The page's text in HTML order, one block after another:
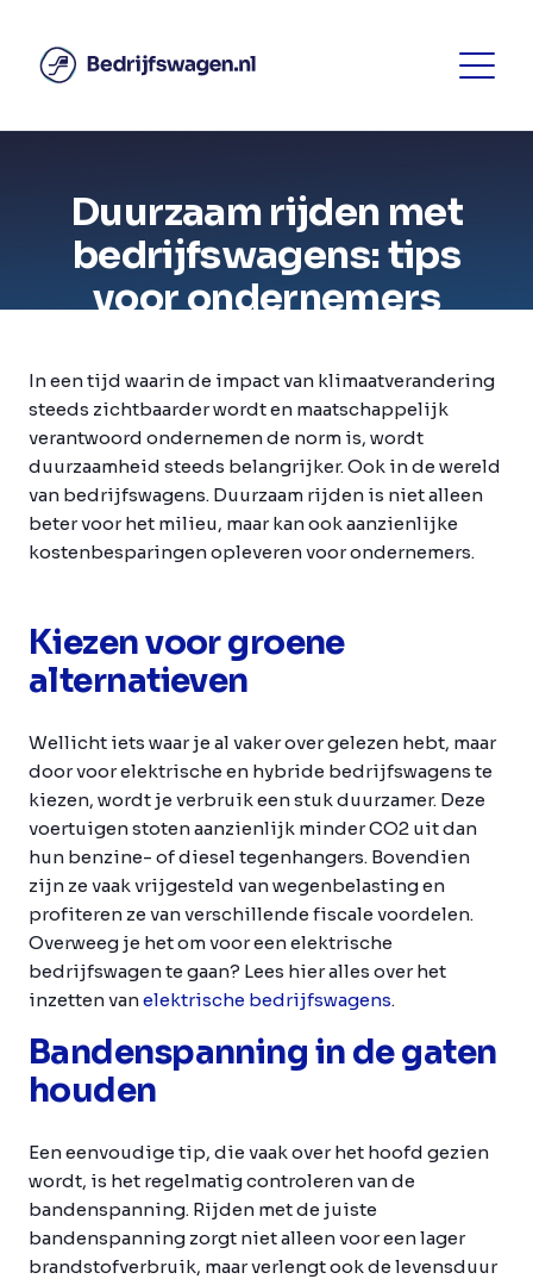
Duurzaam rijden met
bedrijfswagens: tips
voor ondernemers
In een tijd waarin de impact van klimaatverandering
steeds zichtbaarder wordt en maatschappelijk
verantwoord ondernemen de norm is, wordt
duurzaamheid steeds belangrijker. Ook in de wereld
van bedrijfswagens. Duurzaam rijden is niet alleen
beter voor het milieu, maar kan ook aanzienlijke
kostenbesparingen opleveren voor ondernemers.
Kiezen voor groene
alternatieven
Wellicht iets waar je al vaker over gelezen hebt, maar
door voor elektrische en hybride bedrijfswagens te
kiezen, wordt je verbruik een stuk duurzamer. Deze
voertuigen stoten aanzienlijk minder CO2 uit dan
hun benzine- of diesel tegenhangers. Bovendien
zijn ze vaak vrijgesteld van wegenbelasting en
profiteren ze van verschillende fiscale voordelen.
Overweeg je het om voor een elektrische
bedrijfswagen te gaan? Lees hier alles over het
inzetten vanelektrische bedrijfswagens.
Bandenspanning in de gaten
houden
Een eenvoudige tip, die vaak over het hoofd gezien
wordt, is het regelmatig controleren van de
bandenspanning. Rijden met de juiste
bandenspanning zorgt niet alleen voor een lager
brandstofverbruik, maar verlengt ook de levensduur